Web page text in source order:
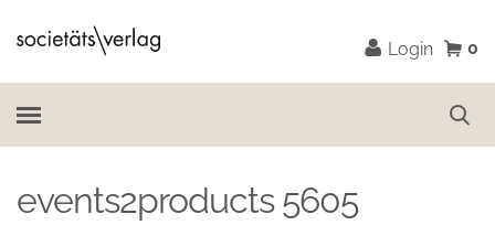
Login 0
events2products 5605